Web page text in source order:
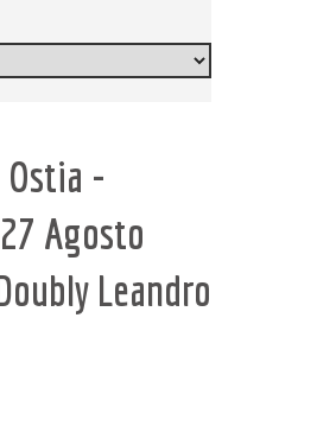
-
Agosto
Leandro